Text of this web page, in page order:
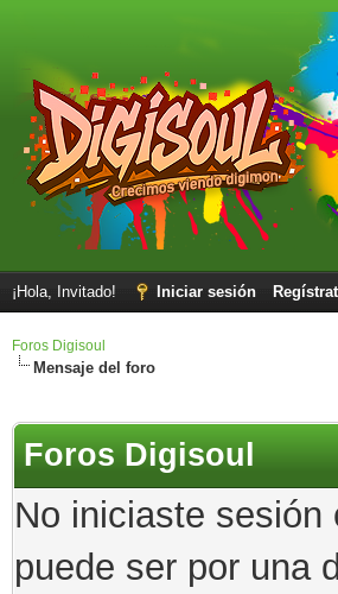
¡Hola, Invitado! Iniciar sesión
Foros Digisoul
Mensaje del foro
Foros Digisoul
No iniciaste
puede ser por una